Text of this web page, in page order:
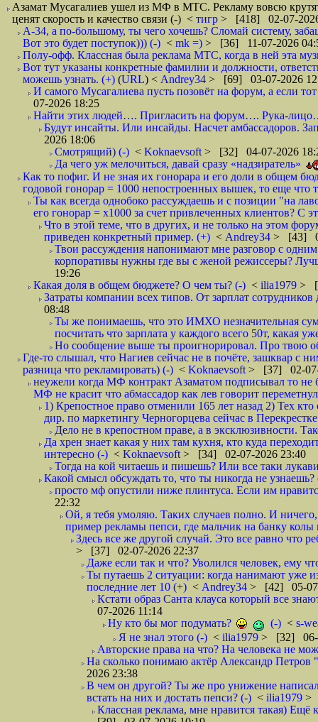
Азамат Мусагалиев ушел из МФ в МТС. Рекламу вовсю
ценят скорость и качество связи (-) < тигр > [418] 02-07-
А-34, а по-большому, ты чего хочешь? Сломай систему,
Вот это будет поступок))) (-) < mk =) > [36] 11-07-2026
Полу-офф. Классная была реклама МТС, когда в ней эта
Вот тут указаны конкретные фамилии и должности,
можешь узнать. (+) (URL) < Andrey34 > [69] 03-07-2026
И самого Мусагалиева пусть позовёт на форум, а если
07-2026 18:25
Найти этих людей…. Пригласить на форум…. Рука-
Будут инсайты. Или инсайды. Насчет амбассадоров.
2026 18:06
Смотрящий) (-) < Koknaevsoft > [32] 04-07-2026
Да чего уж мелочиться, давай сразу «надзиратель»
Как то пофиг. И не зная их гонорара и его доли в общем
годовой гонорар = 1000 непостроенных вышек, то еще что
Ты как всегда однобоко рассуждаешь и с позиции "на
его гонорар = х1000 за счет привлеченных клиентов? С
Что в этой теме, что в других, и не только на этом
приведен конкретный пример. (+) < Andrey34 > [43]
Твои рассуждения напонимают мне разговор с
корпоративы нужны где вы с женой режиссеры?
19:26
Какая доля в общем бюджете? О чем ты? (-) < ilia1979 >
Затраты компании всех типов. От зарплат сотрудников
08:48
Ты же понимаешь, что это ИМХО незначительная
посчитать что зарплата у каждого всего 50т, какая
Но сообщение выше ты проигнорировал. Про твою
Где-то слышал, что Нагиев сейчас не в почёте, зашквар с
разница что рекламировать) (-) < Koknaevsoft > [37] 02-07-
неужели когда МФ контракт Азаматом подписывал то не
МФ не красит что абмассадор как лев говорит
1) Крепостное право отменили 165 лет назад 2) Тех
дир. по маркетингу Черногорцева сейчас в
Дело не в крепостном праве, а в эксклюзивности.
Да хрен знает какая у них там кухня, кто куда
интересно (-) < Koknaevsoft > [34] 02-07-2026 23:40
Тогда на кой читаешь и пишешь? Или все таки
Какой смысл обсуждать то, что ты никогда не узнаешь?
просто мф опустили ниже плинтуса. Если им
22:32
Ой, я тебя умоляю. Таких случаев полно. И
пример рекламы пепси, где мальчик на банку колы
Здесь все же другой случай. Это все равно что
> [37] 02-07-2026 22:37
Даже если так и что? Уволился человек, ему
Ты путаешь 2 ситуации: когда нанимают уже
последние лет 10 (+) < Andrey34 > [42] 05-
Кстати образ Санта клауса который все
07-2026 11:14
Ну кто бы мог подумать?
(-) < s-
Я не знал этого (-) < ilia1979 > [32] 06-
Авторские права на что? На человека не
На сколько понимаю актёр Александр
2026 23:38
В чем он другой? Ты же про унижение
встать на них и достать пепси? (-) < ilia1979 >
Классная реклама, мне нравится такая)